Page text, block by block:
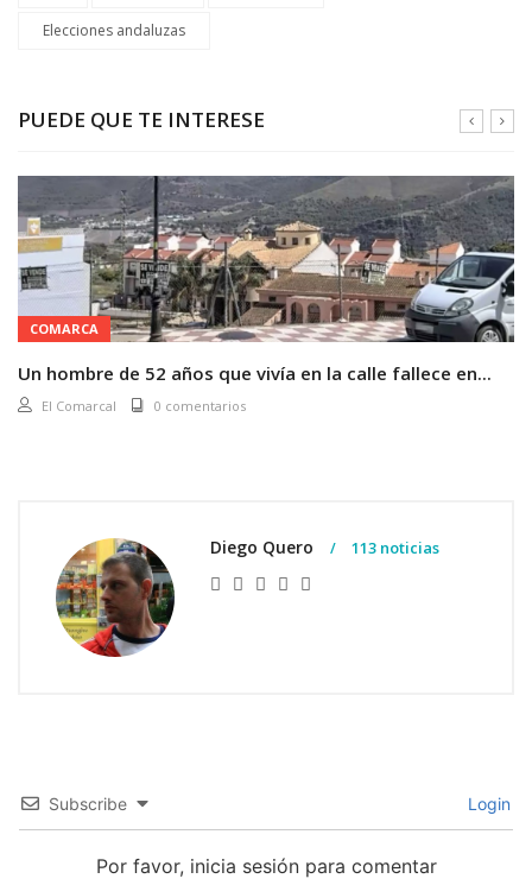
Elecciones andaluzas
PUEDE QUE TE INTERESE
COMARCA
Un hombre de 52 años que vivía en la calle fallece en...
El Comarcal 0 comentarios
Diego Quero 113 noticias
Subscribe Login
Por favor, inicia sesión para comentar